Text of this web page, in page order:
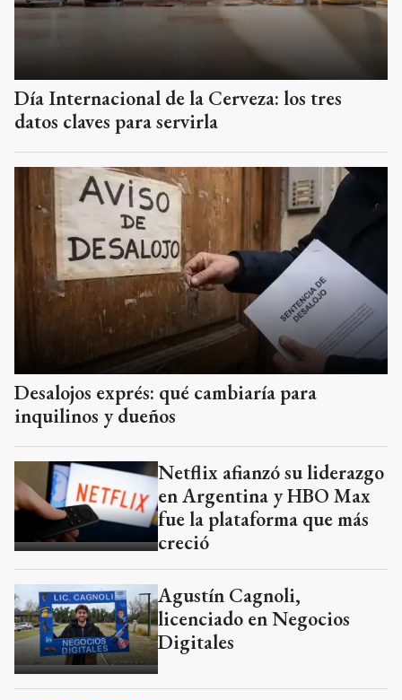
Día Internacional de la Cerveza: los tres
datos claves para servirla
Desalojos exprés: qué cambiaría para
inquilinos y dueños
Netflix afianzó su liderazgo
en Argentina y HBO Max
fue la plataforma que más
creció
Agustín Cagnoli,
licenciado en Negocios
Digitales